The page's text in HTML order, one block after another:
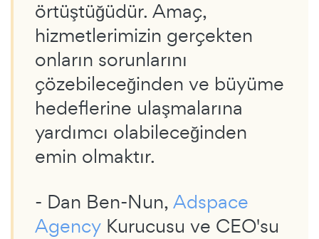
örtüştüğüdür. Amaç,
hizmetlerimizin gerçekten
onların sorunlarını
çözebileceğinden ve büyüme
hedeflerine ulaşmalarına
yardımcı olabileceğinden
emin olmaktır.
- Dan Ben-Nun, Adspace
Agency Kurucusu ve CEO'su